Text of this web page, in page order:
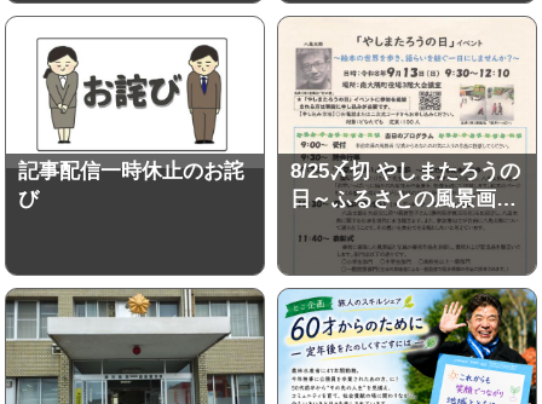
記事配信一時休止のお詫
び
8/25〆切 やしまたろうの
日～ふるさとの風景画…